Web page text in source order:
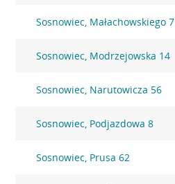
Sosnowiec, Małachowskiego 7
Sosnowiec, Modrzejowska 14
Sosnowiec, Narutowicza 56
Sosnowiec, Podjazdowa 8
Sosnowiec, Prusa 62